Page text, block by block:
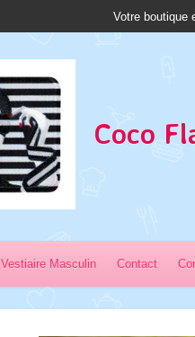
Votre boutique
Coco Fl
Vestiaire Masculin Contact